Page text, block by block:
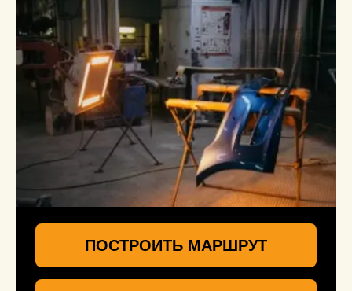
ПОСТРОИТЬ МАРШРУТ